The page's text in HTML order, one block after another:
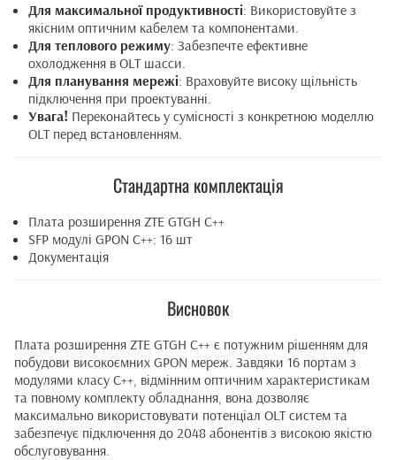
Для максимальної продуктивності: Використовуйте з
якісним оптичним кабелем та компонентами.
Для теплового режиму: Забезпечте ефективне
охолодження в OLT шасси.
Для планування мережі: Враховуйте високу щільність
підключення при проектуванні.
Увага! Переконайтесь у сумісності з конкретною моделлю
OLT перед встановленням.
Стандартна комплектація
Плата розширення ZTE GTGH C++
SFP модулі GPON C++: 16 шт
Документація
Висновок
Плата розширення ZTE GTGH C++ є потужним рішенням для
побудови високоємних GPON мереж. Завдяки 16 портам з
модулями класу C++, відмінним оптичним характеристикам
та повному комплекту обладнання, вона дозволяє
максимально використовувати потенціал OLT систем та
забезпечує підключення до 2048 абонентів з високою якістю
обслуговування.